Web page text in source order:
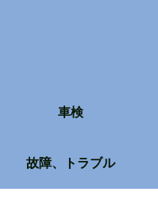
車検
故障、トラブル